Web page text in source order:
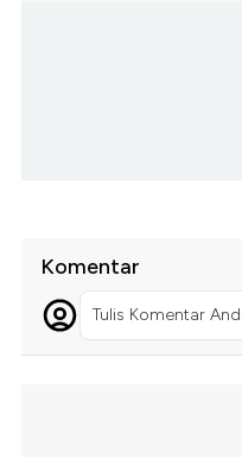
Komentar
Tulis Komentar